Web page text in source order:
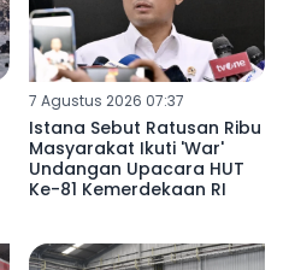
7 Agustus 2026 07:37
Istana Sebut Ratusan Ribu
Masyarakat Ikuti 'War'
Undangan Upacara HUT
Ke-81 Kemerdekaan RI